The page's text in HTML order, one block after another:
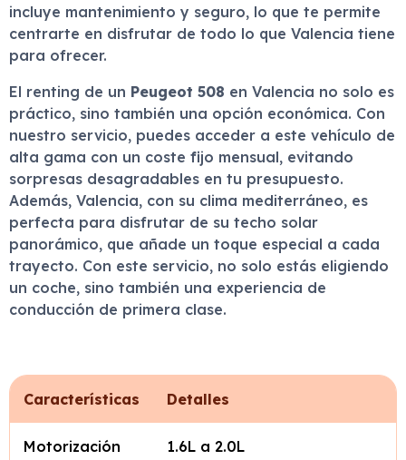
incluye mantenimiento y seguro, lo que te permite
centrarte en disfrutar de todo lo que Valencia tiene
para ofrecer.
El renting de un Peugeot 508 en Valencia no solo es
práctico, sino también una opción económica. Con
nuestro servicio, puedes acceder a este vehículo de
alta gama con un coste fijo mensual, evitando
sorpresas desagradables en tu presupuesto.
Además, Valencia, con su clima mediterráneo, es
perfecta para disfrutar de su techo solar
panorámico, que añade un toque especial a cada
trayecto. Con este servicio, no solo estás eligiendo
un coche, sino también una experiencia de
conducción de primera clase.
Características Detalles
Motorización 1.6L a 2.0L